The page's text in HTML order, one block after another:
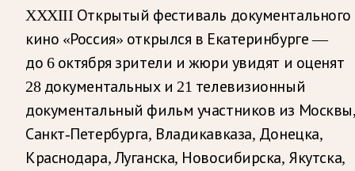
XXXIII Открытый фестиваль документального
кино «Россия» открылся в Екатеринбурге —
до 6 октября зрители и жюри увидят и оценят
28 документальных и 21 телевизионный
документальный фильм участников из
Санкт-Петербурга, Владикавказа, Донецка,
Краснодара, Луганска, Новосибирска, Якутска,